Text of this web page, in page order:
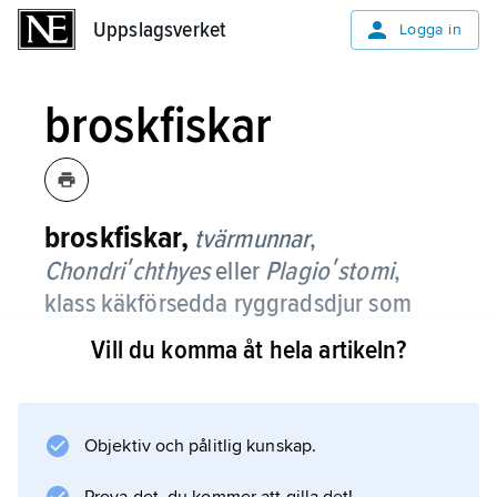
Uppslagsverket Logga in
broskfiskar
broskfiskar, tvärmunnar,
Chondriʹchthyeseller Plagioʹstomi,
klass käkförsedda ryggradsdjur som
omfattar de nu levande underklasserna
Elasmobraʹnchii(hajar och rockor) och
vanligen, de utdöda Placodeʹrmi
(pansarhajar).
Vill du komma åt hela artikeln?
Objektiv och pålitlig kunskap.